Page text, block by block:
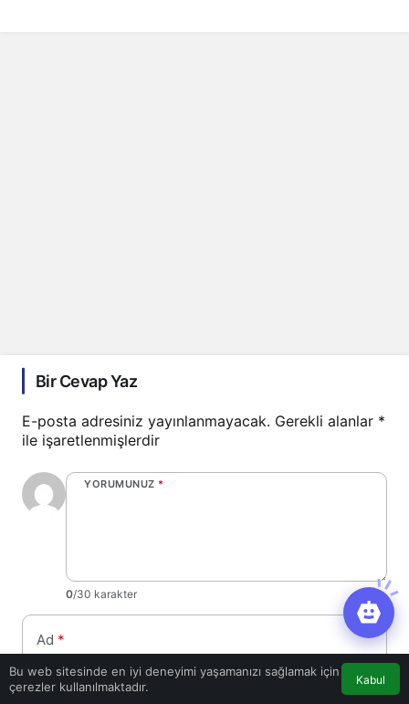
Bir Cevap Yaz
E-posta adresiniz yayınlanmayacak. Gerekli alanlar *
ile işaretlenmişlerdir
YORUMUNUZ *
0/30 karakter
Ad *
Bu web sitesinde en iyi deneyimi yaşamanızı sağlamak için
çerezler kullanılmaktadır.
Kabul